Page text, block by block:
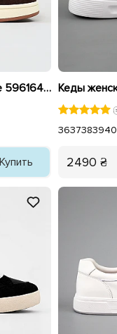
Кеды женские замшевые 596164 Шоколад
3637383940
2490 ₴